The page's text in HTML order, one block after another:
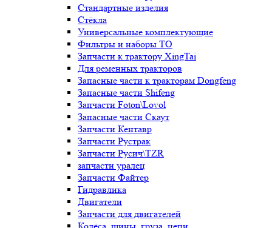
Стандартные изделия
Стёкла
Универсальные комплектующие
Фильтры и наборы ТО
Запчасти к трактору XingTai
Для ременных тракторов
Запасные части к тракторам Dongfeng
Запасные части Shifeng
Запчасти Foton\Lovol
Запасные части Скаут
Запчасти Кентавр
Запчасти Рустрак
Запчасти Русич\TZR
запчасти уралец
Запчасти Файтер
Гидравлика
Двигатели
Запчасти для двигателей